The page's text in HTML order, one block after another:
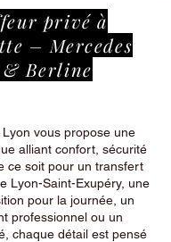
privé à
– Mercedes
& Berline
vous propose une
alliant confort, sécurité
ce soit pour un transfert
Lyon-Saint-Exupéry, une
pour la journée, un
professionnel ou un
chaque détail est pensé